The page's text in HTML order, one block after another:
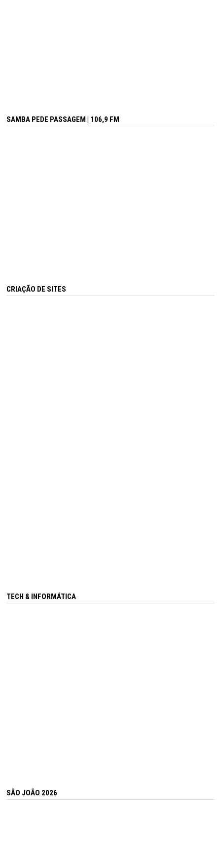
SAMBA PEDE PASSAGEM | 106,9 FM
CRIAÇÃO DE SITES
TECH & INFORMÁTICA
SÃO JOÃO 2026